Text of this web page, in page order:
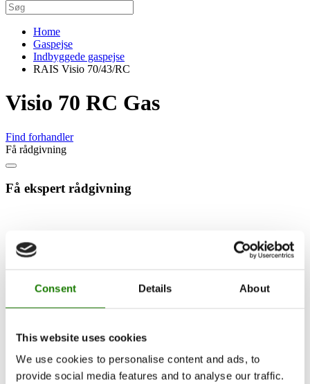
Consent Details About
This website uses cookies
We use cookies to personalise content and ads, to
provide social media features and to analyse our traffic.
Home
Gaspejse
Indbyggede gaspejse
RAIS Visio 70/43/RC
Visio 70 RC Gas
Find forhandler
Få rådgivning
Få ekspert rådgivning